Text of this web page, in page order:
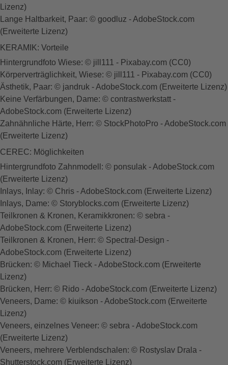
Lizenz)
Lange Haltbarkeit, Paar: © goodluz - AdobeStock.com
(Erweiterte Lizenz)
KERAMIK: Vorteile
Hintergrundfoto Wiese: © jill111 - Pixabay.com (CC0)
Körperverträglichkeit, Wiese: © jill111 - Pixabay.com (CC0)
Ästhetik, Paar: © jandruk - AdobeStock.com (Erweiterte Lizenz)
Keine Verfärbungen, Dame: © contrastwerkstatt -
AdobeStock.com (Erweiterte Lizenz)
Zahnähnliche Härte, Herr: © StockPhotoPro - AdobeStock.com
(Erweiterte Lizenz)
CEREC: Möglichkeiten
Hintergrundfoto Zahnmodell: © ponsulak - AdobeStock.com
(Erweiterte Lizenz)
Inlays, Inlay: © Chris - AdobeStock.com (Erweiterte Lizenz)
Inlays, Dame: © Storyblocks.com (Erweiterte Lizenz)
Teilkronen & Kronen, Keramikkronen: © sebra -
AdobeStock.com (Erweiterte Lizenz)
Teilkronen & Kronen, Herr: © Spectral-Design -
AdobeStock.com (Erweiterte Lizenz)
Brücken: © Michael Tieck - AdobeStock.com (Erweiterte
Lizenz)
Brücken, Herr: © Rido - AdobeStock.com (Erweiterte Lizenz)
Veneers, Dame: © kiuikson - AdobeStock.com (Erweiterte
Lizenz)
Veneers, einzelnes Veneer: © sebra - AdobeStock.com
(Erweiterte Lizenz)
Veneers, mehrere Verblendschalen: © Rostyslav Drala -
Shutterstock.com (Erweiterte Lizenz)